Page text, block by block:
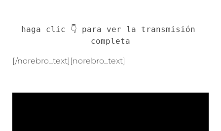
haga clic 👇 para ver la transmisión
completa
[/norebro_text][norebro_text]